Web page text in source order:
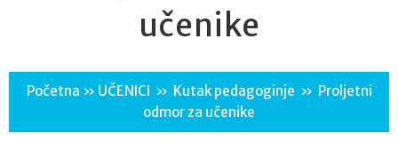
učenike
Početna » UČENICI » Kutak pedagoginje » Proljetni
odmor za učenike